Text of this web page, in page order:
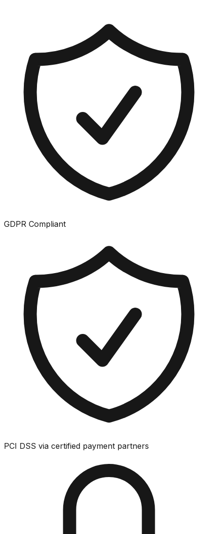
GDPR Compliant
PCI DSS via certified payment partners